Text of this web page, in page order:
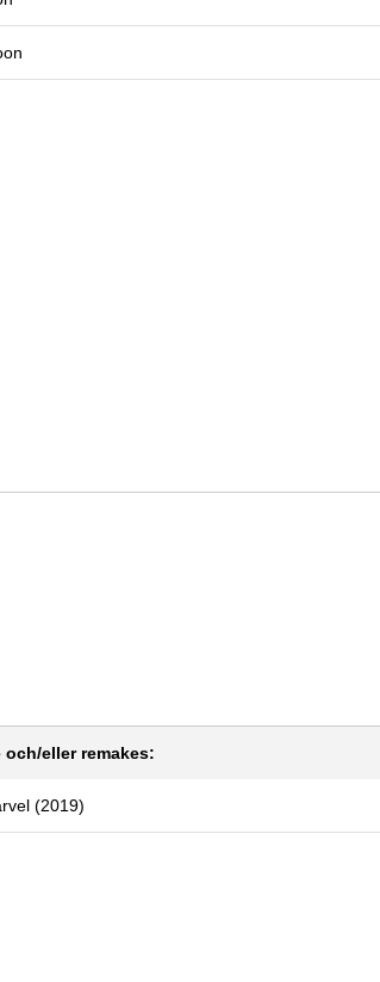
eller remakes:
(2019)